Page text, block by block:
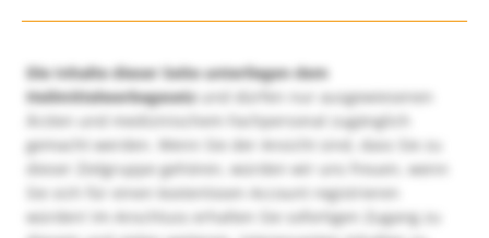
Die Inhalte dieser Seite unterliegen dem
Heilmittelwerbegesetzund dürfen nur ausgewiesenen
Ärzten und medizinischem Fachpersonal zugänglich
gemacht werden. Wenn Sie der Ansicht sind, dass Sie zu
dieser Zielgruppe gehören, würden wir uns freuen, wenn
Sie sich für einen kostenlosen Account registrieren
würden! Im Anschluss erhalten Sie sofortigen Zugang zu